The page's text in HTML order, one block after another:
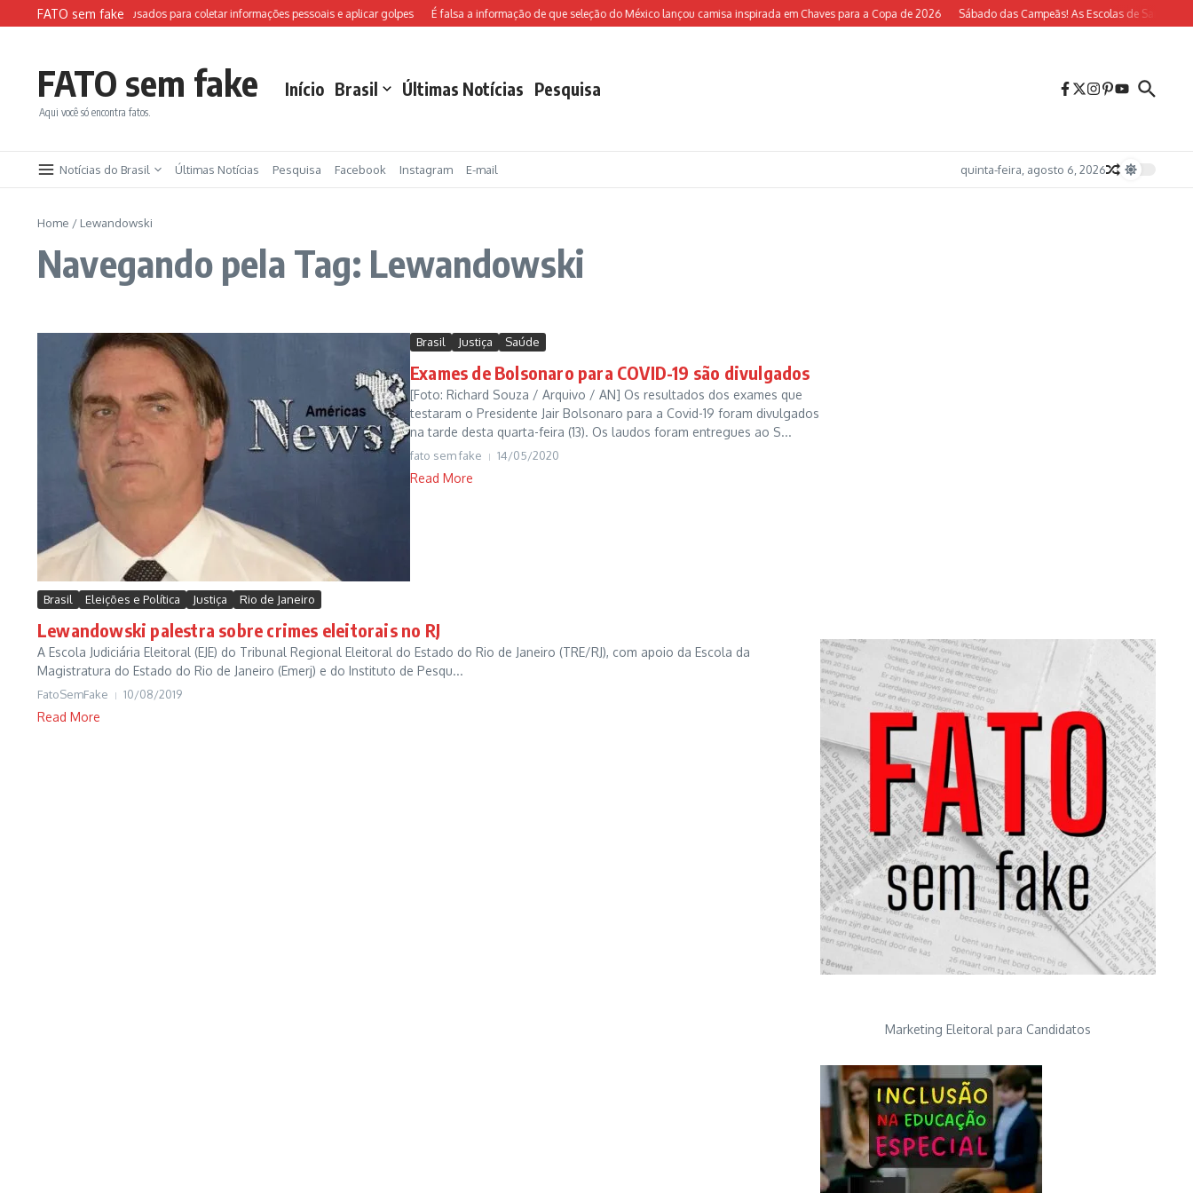
Ir para o conteúdo
FATO sem fake
Sites falsos da FIFA são usados para coletar informações pessoais e aplicar golpes É falsa a informação de que seleção do México lançou camisa inspirada em Chaves para a Copa de 2026 Sábado das Campeãs! As Escolas de Samba do
FATO sem fake
Aqui você só encontra fatos.
Início Brasil Últimas Notícias Pesquisa
Notícias do Brasil Últimas Notícias Pesquisa Facebook Instagram E-mail quinta-feira, agosto 6, 2026
Home / Lewandowski
Navegando pela Tag: Lewandowski
Brasil Justiça Saúde
Exames de Bolsonaro para COVID-19 são divulgados
[Foto: Richard Souza / Arquivo / AN] Os resultados dos exames que
testaram o Presidente Jair Bolsonaro para a Covid-19 foram divulgados
na tarde desta quarta-feira (13). Os laudos foram entregues ao S...
fato sem fake 14/05/2020
Read More
Brasil Eleições e Política Justiça Rio de Janeiro
Lewandowski palestra sobre crimes eleitorais no RJ
A Escola Judiciária Eleitoral (EJE) do Tribunal Regional Eleitoral do Estado do Rio de Janeiro (TRE/RJ), com apoio da Escola da
Magistratura do Estado do Rio de Janeiro (Emerj) e do Instituto de Pesqu...
FatoSemFake 10/08/2019
Read More
Marketing Eleitoral para Candidatos